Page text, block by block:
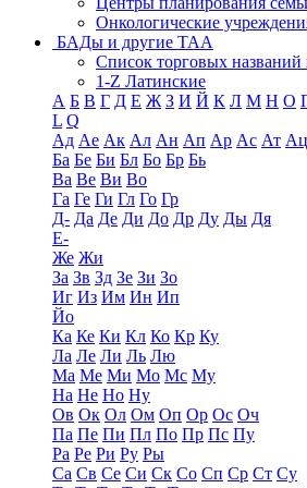
Онкологические
БАДы и другие ТАА
Список торговых
1-Z Латинские
А Б В Г Д Е Ж З И Й К Л М Н О
L Q
Ад Ае Ак Ал Ан Ап Ар Ас Ат Ац
Ба Бе Би Бл Бо Бр Бь
Ва Ве Ви Во
Га Ге Ги Гл Го Гр
Д- Да Де Ди До Др Ду Ды Дя
Е-
Же Жи
За Зв Зд Зе Зи Зо
Иг Из Им Ин Ип
Йо
Ка Ке Ки Кл Ко Кр Ку
Ла Ле Ли Ль Лю
Ма Ме Ми Мо Мс Му
На Не Но Ну
Ов Ок Ол Ом Оп Ор Ос Оч
Па Пе Пи Пл По Пр Пс Пу
Ра Ре Ри Ру Ры
Са Св Се Си Ск Со Сп Ср Ст Су